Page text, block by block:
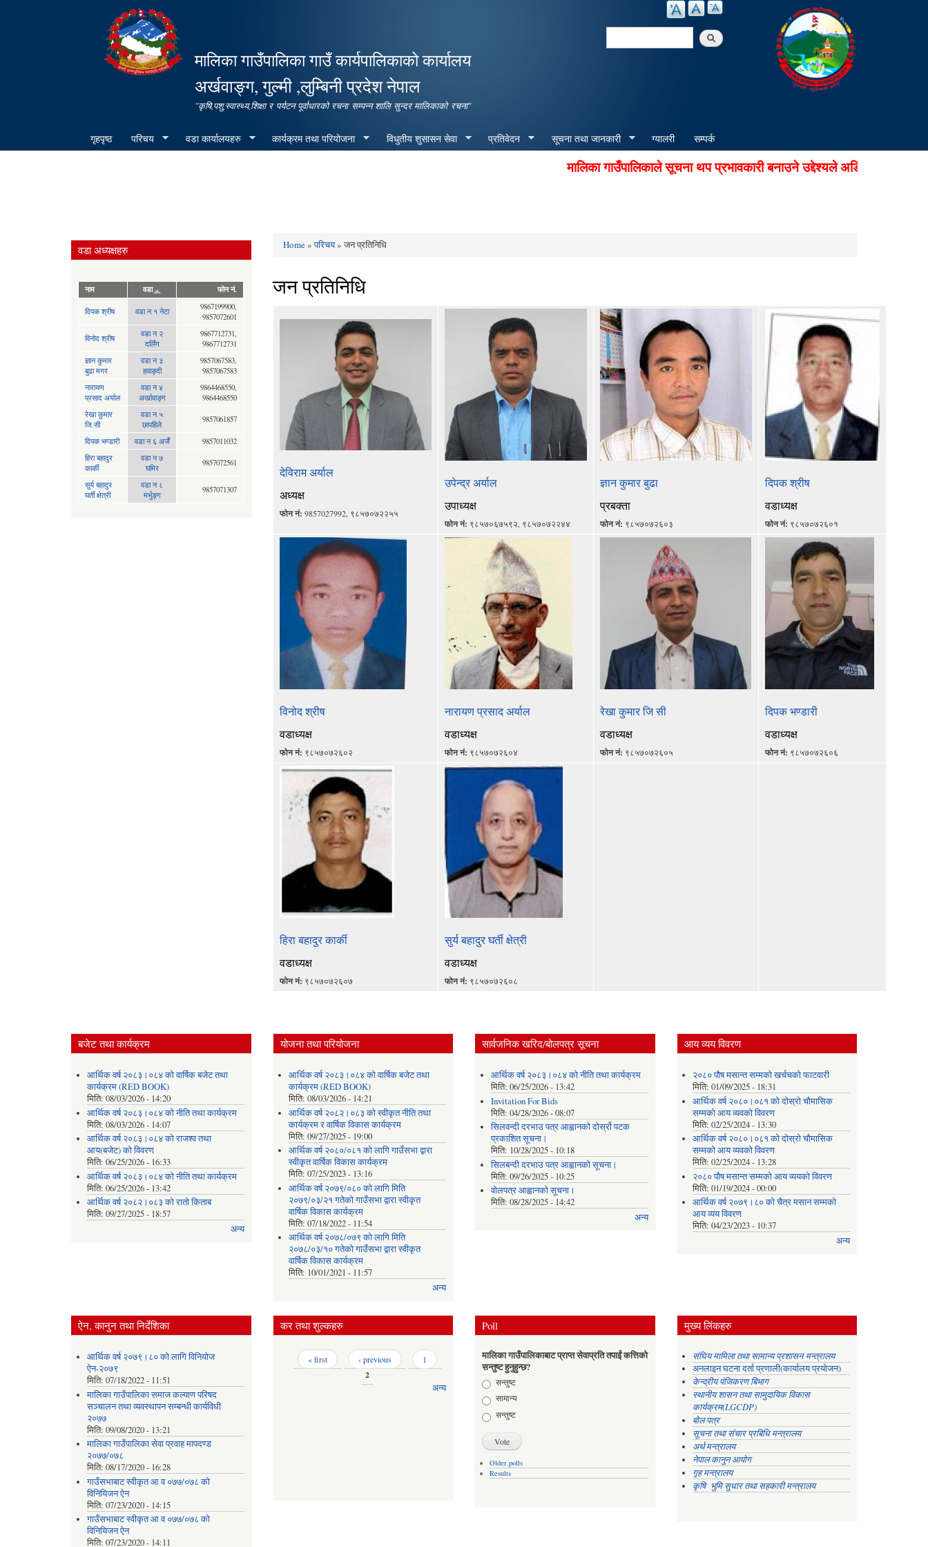
मालिका गाउँपालिका गाउँ कार्यपालिकाको कार्यालय
अर्खवाङ्ग, गुल्मी ,लुम्बिनी प्रदेश नेपाल
"कृषि,पशु,स्वास्थ्य,शिक्षा र पर्यटन पूर्वाधारको रचना सम्पन्न शालि सुन्दर मालिकाको रचना"
Search
गृहपृष्ठ परिचय वडा कार्यालयहरु कार्यक्रम तथा परियोजना विधुतीय शुसासन सेवा प्रतिवेदन सूचना तथा जानकारी ग्यालरी सम्पर्क
मालिका गाउँपालिकाले सूचना थप प्रभावकारी बनाउने उद्देश्यले अडियो नोटिस सेवा
वडा अध्यक्षहरु
नाम वडा फोन नं.
दिपक श्रीष वडा न १ नेटा
9867199900,
9857072601
विनोद श्रीष
वडा न २
दर्लिंग
9867712731,
9867712731
ज्ञान कुमार
बुढा मगर
वडा न ३
हवाङ्दी
9857067583,
9857067583
नारायण
प्रसाद अर्याल
वडा न‍ ४
अर्खावाङ्ग
9864468550,
9864468550
रेखा कुमार
जि.सी
वडा न ५
छापहिले
9857061857
दिपक भण्डारी वडा न ६ अर्जै
9857011032
हिरा बहादुर
कार्की
वडा न ७
घमिर
9857072561
सुर्य बहादुर
घर्ती क्षेत्री
वडा न ८
मर्भुङ्ग
9857071307
Home»परिचय» जन प्रतिनिधि
जन प्रतिनिधि
देविराम अर्याल
अध्यक्ष
फोन नं: 9857027992, ९८५७०७२२५५
उपेन्द्र अर्याल
उपाध्यक्ष
फोन नं: ९८५७०६७५९२, ९८५७०७२२४४
ज्ञान कुमार बुढा
प्रबक्ता
फोन नं: ९८५७०७२६०३
दिपक श्रीष
वडाध्यक्ष
फोन नं: ९८५७०७२६०१
विनोद श्रीष
वडाध्यक्ष
फोन नं: ९८५७०७२६०२
नारायण प्रसाद अर्याल
वडाध्यक्ष
फोन नं: ९८५७०७२६०४
रेखा कुमार जि सी
वडाध्यक्ष
फोन नं: ९८५७०७२६०५
दिपक भण्डारी
वडाध्यक्ष
फोन नं: ९८५७०७२६०६
हिरा बहादुर कार्की
वडाध्यक्ष
फोन नं: ९८५७०७२६०७
सुर्य बहादुर घर्ती क्षेत्री
वडाध्यक्ष
फोन नं: ९८५७०७२६०८
बजेट तथा कार्यक्रम
आर्थिक वर्ष २०८३।०८४ को वार्षिक बजेट तथा
कार्यक्रम (RED BOOK)
मिति: 08/03/2026 - 14:20
आर्थिक वर्ष २०८३।०८४ को नीति तथा कार्यक्रम
मिति: 08/03/2026 - 14:07
आर्थिक वर्ष २०८३।०८४ को राजश्व तथा
आय(बजेट) को विवरण
मिति: 06/25/2026 - 16:33
आर्थिक वर्ष २०८३।०८४ को नीति तथा कार्यक्रम
मिति: 06/25/2026 - 13:42
आर्थिक वर्ष २०८२।०८३ को रातो किताब
मिति: 09/27/2025 - 18:57
अन्य
योजना तथा परियोजना
आर्थिक वर्ष २०८३।०८४ को वार्षिक बजेट तथा
कार्यक्रम (RED BOOK)
मिति:08/03/2026 - 14:21
आर्थिक वर्ष २०८२।०८३ को स्वीकृत नीति तथा
कार्यक्रम र वार्षिक विकास कार्यक्रम
मिति:09/27/2025 - 19:00
आर्थिक वर्ष २०८०/०८१ को लागि गाउँसभा द्वारा
स्वीकृत वार्षिक विकास कार्यक्रम
मिति:07/25/2023 - 13:16
आर्थिक वर्ष २०७९/०८० को लागि मिति
२०७९/०३/२१ गतेको गाउँसभा द्वारा स्वीकृत
वार्षिक विकास कार्यक्रम
मिति:07/18/2022 - 11:54
आर्थिक वर्ष २०७८/०७९ को लागि मिति
२०७८/०३/१० गतेको गाउँसभा द्वारा स्वीकृत
वार्षिक विकास कार्यक्रम
मिति: 10/01/2021 - 11:57
अन्य
सार्वजनिक खरिद/बोलपत्र सूचना
आर्थिक वर्ष २०८३।०८४ को नीति तथा कार्यक्रम
मिति: 06/25/2026 - 13:42
Invitation For Bids
मिति: 04/28/2026 - 08:07
सिलवन्दी दरभाउ पत्र आह्वानको दोर्स्रो पटक
प्रकाशित सूचना।
मिति: 10/28/2025 - 10:18
सिलबन्दी दरभाउ पत्र आह्वानको सूचना।
मिति: 09/26/2025 - 10:25
वोलपत्र आह्वानको सूचना।
मिति: 08/28/2025 - 14:42
अन्य
आय व्यय विवरण
२०८० पौष मसान्त सम्मको खर्चचको फाटवारी
मिति:01/09/2025 - 18:31
आर्थिक वर्ष २०८०।०८१ को दोस्रो चौमासिक
सम्मको आय व्यवको विवरण
मिति:02/25/2024 - 13:30
आर्थिक वर्ष २०८०।०८१ को दोस्रो चौमासिक
सम्मको आय व्यवको विवरण
मिति:02/25/2024 - 13:28
२०८० पौष मसान्त सम्मको आय व्ययको विवरण
मिति:01/19/2024 - 00:00
आर्थिक वर्ष २०७९।८० को चैत्र मसान सम्मको
आय व्यय विवरण
मिति:04/23/2023 - 10:37
अन्य
ऐन, कानुन तथा निर्देशिका
आर्थिक वर्ष २०७९।८० को लागि विनियोज
ऐन-२०७९
मिति: 07/18/2022 - 11:51
मालिका गाउँपालिका समाज कल्याण परिषद
सञ्चालन तथा व्यवस्थापन सम्बन्धी कार्यविधी
२०७७
मिति: 09/08/2020 - 13:21
मालिका गाउँपालिका सेवा प्रवाह मापदण्ड
२०७७/०७८
मिति: 08/17/2020 - 16:28
गाउँसभाबाट स्वीकृत आ व ०७७/०७८ को
विनियिजन ऐन
मिति: 07/23/2020 - 14:15
गाउँसभाबाट स्वीकृत आ व ०७७/०७८ को
विनियिजन ऐन
मिति: 07/23/2020 - 14:11
कर तथा शुल्कहरु
Pages« first ‹ previous 1
2
अन्य
Poll
मालिका गाउँपालिकाबाट प्राप्त सेवाप्रति तपाईं कत्तिको
सन्तुष्ट हुनुहुन्छ?
Choices
सन्तुष्ट
सामान्य
सन्तुष्ट
Older polls
Results
मुख्य लिंकहरु
संघिय मामिला तथा सामान्य प्रशासन मन्त्रालय
अनलाइन घटना दर्ता प्रणाली(कार्यालय प्रयोजन)
केन्द्रीय पंजिकरण बिभाग
स्थानीय शासन तथा सामुदायिक विकास
कार्यक्रम(LGCDP)
बोल पत्र
सूचना तथा संचार प्रबिधि मन्त्रालय
अर्थ मन्त्रालय
नेपाल कानुन आयोग
गृह मन्त्रालय
कृषि भुमि सुधार तथा सहकारी मन्त्रालय